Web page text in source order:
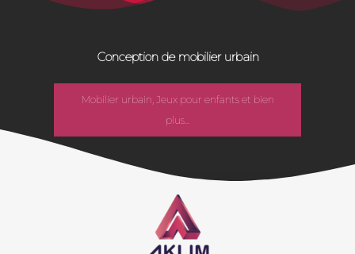
Conception de mobilier urbain
Mobilier urbain, Jeux pour enfants et bien
plus...